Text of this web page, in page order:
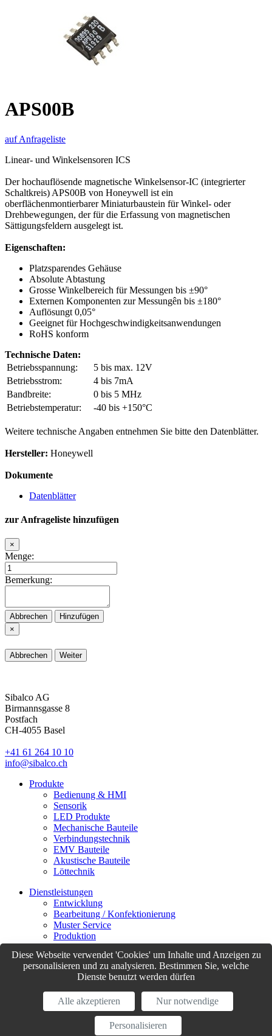
APS00B
auf Anfrageliste
Linear- und Winkelsensoren ICS
Der hochauflösende magnetische Winkelsensor-IC (integrierter
Schaltkreis) APS00B von Honeywell ist ein
oberflächenmontierbarer Miniaturbaustein für Winkel- oder
Drehbewegungen, der für die Erfassung von magnetischen
Sättigungsfeldern ausgelegt ist.
Eigenschaften:
Platzsparendes Gehäuse
Absolute Abtastung
Grosse Winkelbereich für Messungen bis ±90°
Externen Komponenten zur Messungên bis ±180°
Auflösungt 0,05°
Geeignet für Hochgeschwindigkeitsanwendungen
RoHS konform
Technische Daten:
Betriebsspannung:
5 bis max. 12V
Betriebsstrom:
4 bis 7mA
Bandbreite:
0 bis 5 MHz
Betriebstemperatur:
-40 bis +150°C
Weitere technische Angaben entnehmen Sie bitte den Datenblätter.
Hersteller: Honeywell
Dokumente
Datenblätter
zur Anfrageliste hinzufügen
×
Menge:
Bemerkung:
Abbrechen
Hinzufügen
×
Abbrechen Weiter
Sibalco AG
Birmannsgasse 8
Postfach
CH-4055 Basel
+41 61 264 10 10
info@sibalco.ch
Produkte
Bedienung & HMI
Sensorik
LED Produkte
Mechanische Bauteile
Verbindungstechnik
EMV Bauteile
Akustische Bauteile
Löttechnik
Dienstleistungen
Entwicklung
Bearbeitung / Konfektionierung
Muster Service
Produktion
Logistik
Customer Support
Datenschutzerklärung
Allgemeine Geschäftsbedingungen
Diese Webseite verwendet 'Cookies' um Inhalte und Anzeigen zu
personalisieren und zu analysieren. Bestimmen Sie, welche
Dienste benutzt werden dürfen
Alle akzeptieren Nur notwendige
Personalisieren